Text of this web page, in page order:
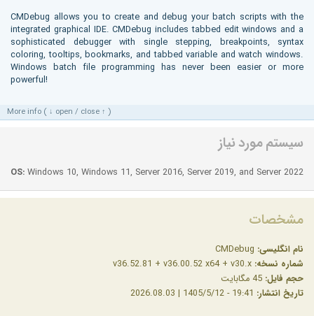
CMDebug allows you to create and debug your batch scripts with the
integrated graphical IDE. CMDebug includes tabbed edit windows and a
sophisticated debugger with single stepping, breakpoints, syntax
coloring, tooltips, bookmarks, and tabbed variable and watch windows.
Windows batch file programming has never been easier or more
powerful!
More info ( ↓ open / close ↑ )
سیستم مورد نیاز
OS: Windows 10, Windows 11, Server 2016, Server 2019, and Server 2022
مشخصات
نام انگلیسی:
شماره نسخه:
حجم فایل:
تاریخ انتشار: